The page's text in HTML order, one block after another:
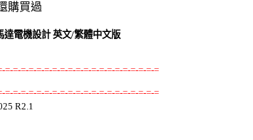
購買過
達電機設計 英文/繁體中文版
=-=-=-=-=-=-=-=-=-=-=-=-=-=-=-=-=-=-=-=
=-=-=-=-=-=-=-=-=-=-=-=-=-=-=-=-=-=-=-=
R2.1